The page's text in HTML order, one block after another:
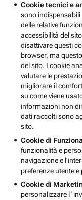
Cookie tecnici e
sono indispensabili
delle relative
accessibilità del
disattivare questi
browser, ma
del sito. I cookie
valutare le
migliorare il
su come viene
informazioni non
dati raccolti sono
sito.
Cookie di
funzionalità e
navigazione e
preferenze utente
Cookie di
personalizzare